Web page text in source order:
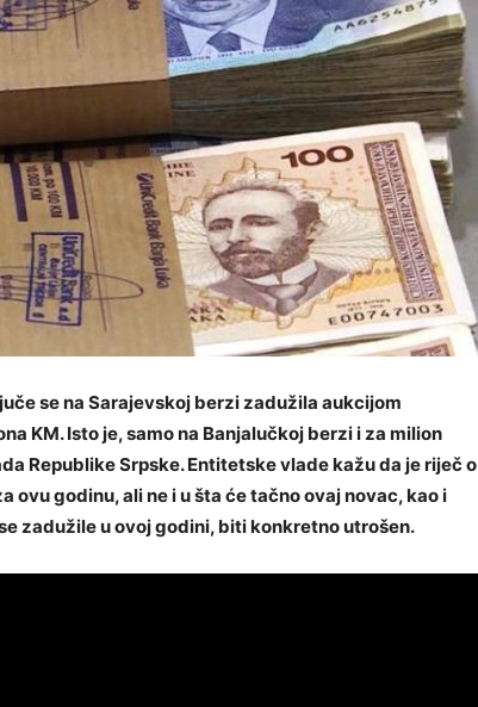
se na Sarajevskoj berzi zadužila aukcijom
KM. Isto je, samo na Banjalučkoj berzi i za milion
Republike Srpske. Entitetske vlade kažu da je riječ o
godinu, ali ne i u šta će tačno ovaj novac, kao i
zadužile u ovoj godini, biti konkretno utrošen.